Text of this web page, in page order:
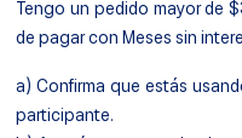
Tengo un pedido mayor de
de pagar con Meses sin
a) Confirma que estás
participante.